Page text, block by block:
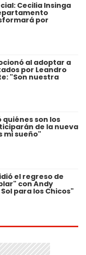
Cecilia Insinga
por
al adoptar a
por Leandro
"Son nuestra
son los
de la nueva
mi sueño"
el regreso de
con Andy
para los Chicos"